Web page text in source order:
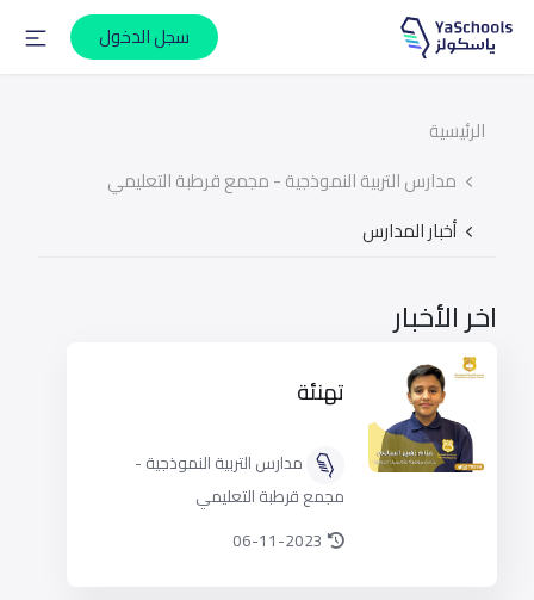
سجل الدخول
الرئيسية
مدارس التربية النموذجية - مجمع قرطبة التعليمي
أخبار المدارس
اخر الأخبار
تهنئة
مدارس التربية النموذجية -
مجمع قرطبة التعليمي
06-11-2023